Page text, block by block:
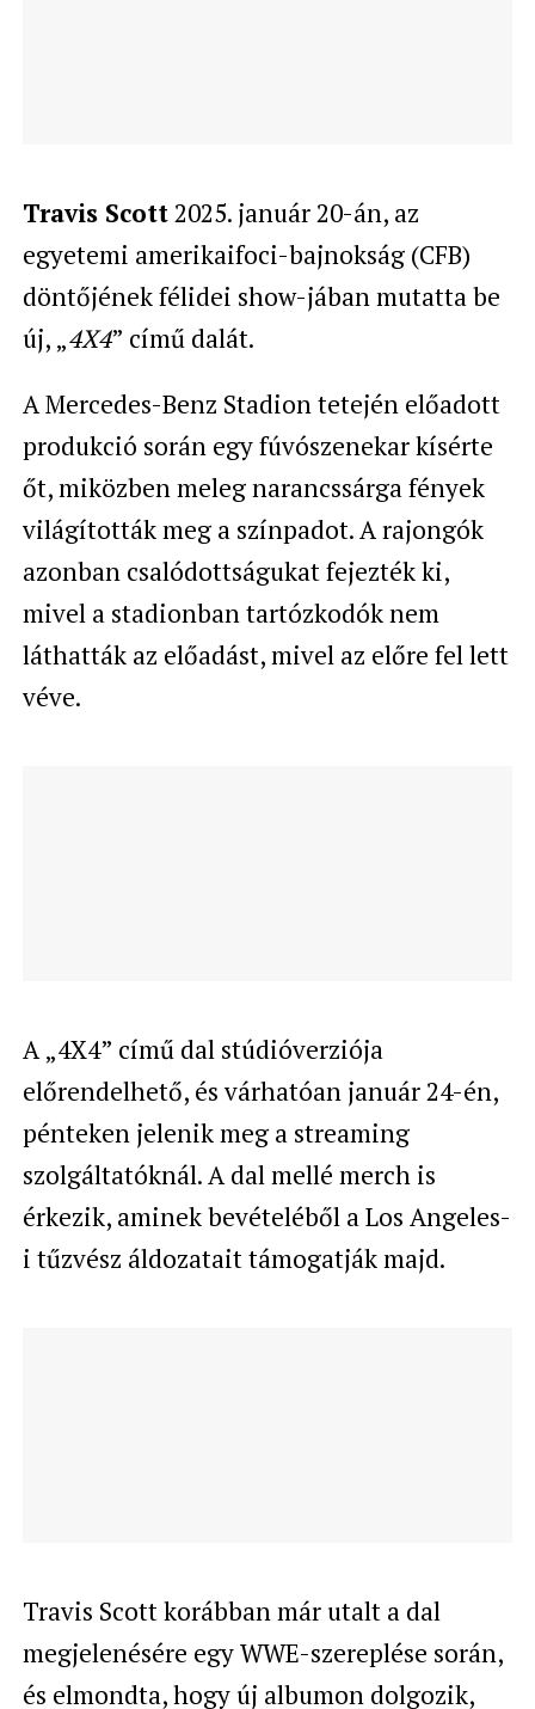
Travis Scott2025. január 20-án, az
egyetemi amerikaifoci-bajnokság (CFB)
döntőjének félidei show-jában mutatta be
új, „4X4” című dalát.
A Mercedes-Benz Stadion tetején előadott
produkció során egy fúvószenekar kísérte
őt, miközben meleg narancssárga fények
világították meg a színpadot. A rajongók
azonban csalódottságukat fejezték ki,
mivel a stadionban tartózkodók nem
láthatták az előadást, mivel az előre fel lett
véve.
A „4X4” című dal stúdióverziója
előrendelhető, és várhatóan január 24-én,
pénteken jelenik meg a streaming
szolgáltatóknál. A dal mellé merch is
érkezik, aminek bevételéből a Los Angeles-
i tűzvész áldozatait támogatják majd.
Travis Scott korábban már utalt a dal
megjelenésére egy WWE-szereplése során,
és elmondta, hogy új albumon dolgozik,